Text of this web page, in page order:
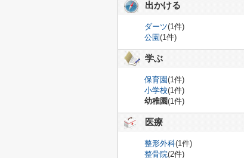
出かける
ダーツ(1件)
公園(1件)
学ぶ
保育園(1件)
小学校(1件)
幼稚園(1件)
医療
整形外科(1件)
整骨院(2件)